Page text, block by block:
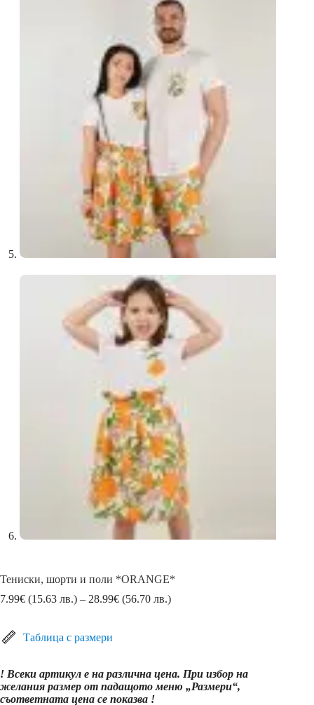
Тениски, шорти и поли *ORANGE*
7.99€ (15.63 лв.) – 28.99€ (56.70 лв.)Price
28.99€
(56.70
Таблица с размери
! Всеки артикул е на различна цена. При избор на
желания размер от падащото меню „Размери“,
съответната цена се показва !